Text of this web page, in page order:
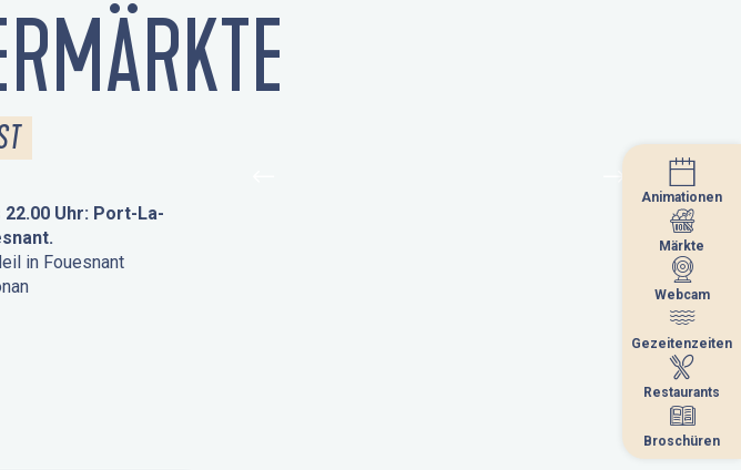
Animationen
Märkte
Webcam
Gezeitenzeiten
Restaurants
Broschüren
Uhr: Port-La-
in Fouesnant